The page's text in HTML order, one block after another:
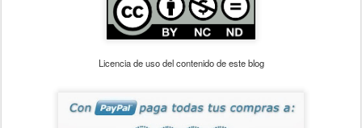
Licencia de uso del contenido de este blog